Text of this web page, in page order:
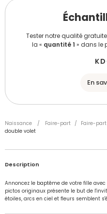
Tester notre qualité
la « quantité 1 » dans le
En
Naissance / Faire-part / Faire-
double volet
Description
Annoncez le baptême de votre fille
pictos originaux présente le but de
étoiles, arcs en ciel et fleurs semblent